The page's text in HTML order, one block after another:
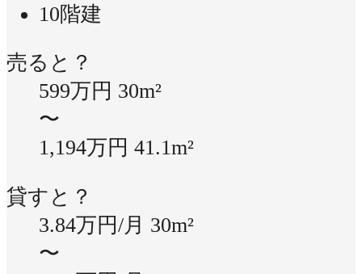
10階建
売ると？
599万円 30m²
〜
1,194万円 41.1m²
貸すと？
3.84万円/月 30m²
〜